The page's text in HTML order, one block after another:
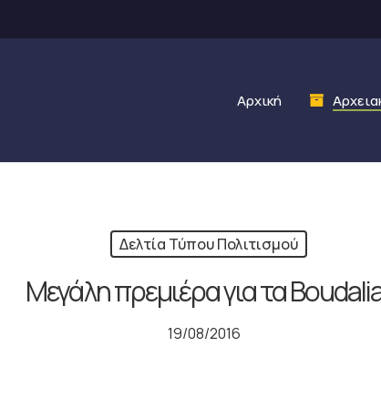
Αρχική
Δελτία Τύπου Πολιτισμού
Μεγάλη πρεμιέρα για τα
19/08/2016